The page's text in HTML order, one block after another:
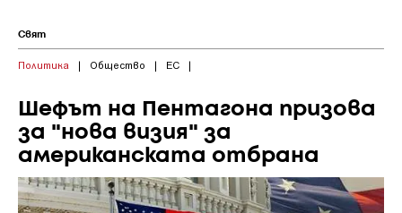
Свят
Политика | Общество | ЕС |
Шефът на Пентагона призова
за "нова визия" за
американската отбрана